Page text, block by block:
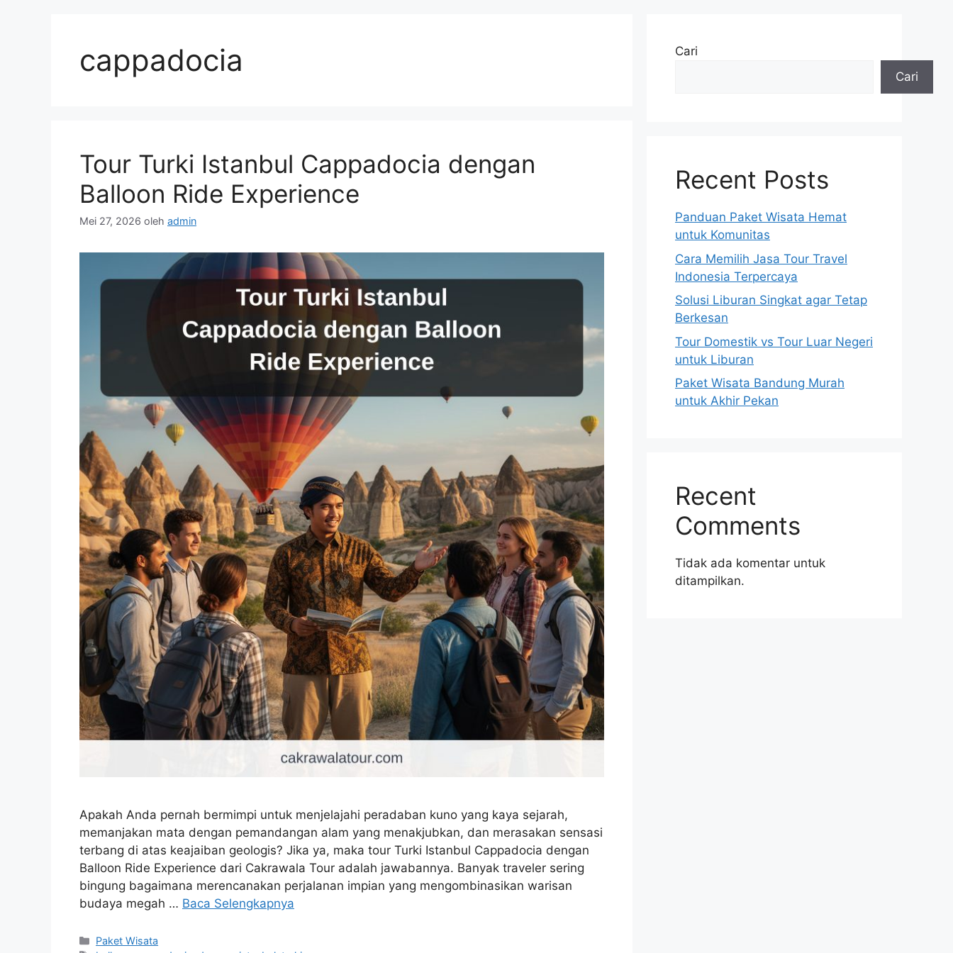
cappadocia
Tour Turki Istanbul Cappadocia dengan
Balloon Ride Experience
Mei 27, 2026 oleh admin
Apakah Anda pernah bermimpi untuk menjelajahi peradaban kuno yang kaya sejarah,
memanjakan mata dengan pemandangan alam yang menakjubkan, dan merasakan sensasi
terbang di atas keajaiban geologis? Jika ya, maka tour Turki Istanbul Cappadocia dengan
Balloon Ride Experience dari Cakrawala Tour adalah jawabannya. Banyak traveler sering
bingung bagaimana merencanakan perjalanan impian yang mengombinasikan warisan
budaya megah … Baca Selengkapnya
Kategori
Paket Wisata
Cari
Cari
Recent Posts
Panduan Paket Wisata Hemat
untuk Komunitas
Cara Memilih Jasa Tour Travel
Indonesia Terpercaya
Solusi Liburan Singkat agar Tetap
Berkesan
Tour Domestik vs Tour Luar Negeri
untuk Liburan
Paket Wisata Bandung Murah
untuk Akhir Pekan
Recent
Comments
Tidak ada komentar untuk
ditampilkan.